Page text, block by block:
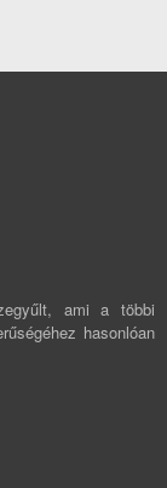
ami a többi
hasonlóan